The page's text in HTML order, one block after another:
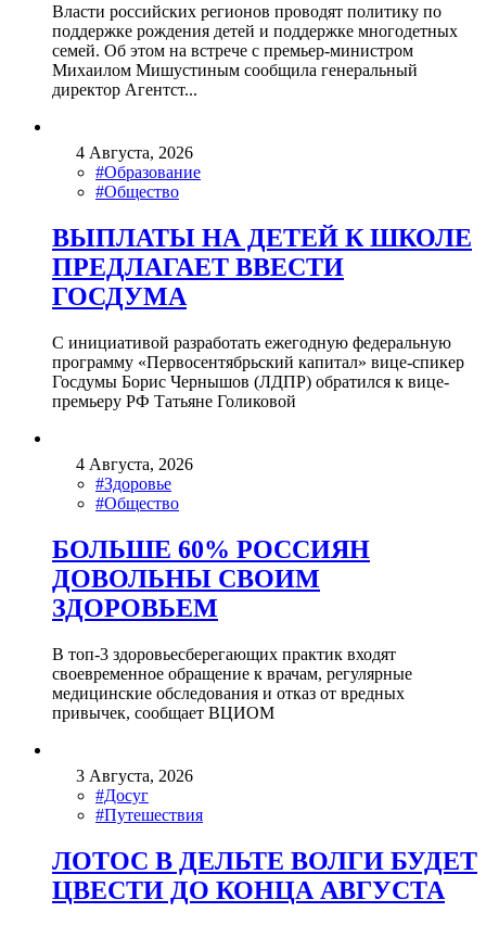
Власти российских регионов проводят политику по
поддержке рождения детей и поддержке многодетных
семей. Об этом на встрече с премьер-министром
Михаилом Мишустиным сообщила генеральный
директор Агентст...
4 Августа, 2026
#Образование
#Общество
ВЫПЛАТЫ НА ДЕТЕЙ К ШКОЛЕ
ПРЕДЛАГАЕТ ВВЕСТИ
ГОСДУМА
С инициативой разработать ежегодную федеральную
программу «Первосентябрьский капитал» вице-спикер
Госдумы Борис Чернышов (ЛДПР) обратился к вице-
премьеру РФ Татьяне Голиковой
4 Августа, 2026
#Здоровье
#Общество
БОЛЬШЕ 60% РОССИЯН
ДОВОЛЬНЫ СВОИМ
ЗДОРОВЬЕМ
В топ-3 здоровьесберегающих практик входят
своевременное обращение к врачам, регулярные
медицинские обследования и отказ от вредных
привычек, сообщает ВЦИОМ
3 Августа, 2026
#Досуг
#Путешествия
ЛОТОС В ДЕЛЬТЕ ВОЛГИ БУДЕТ
ЦВЕСТИ ДО КОНЦА АВГУСТА